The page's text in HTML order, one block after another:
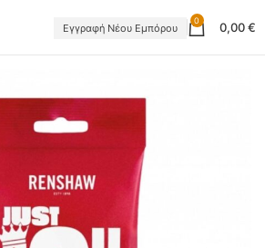
Εγγραφή Νέου Εμπόρου
0 0,00€